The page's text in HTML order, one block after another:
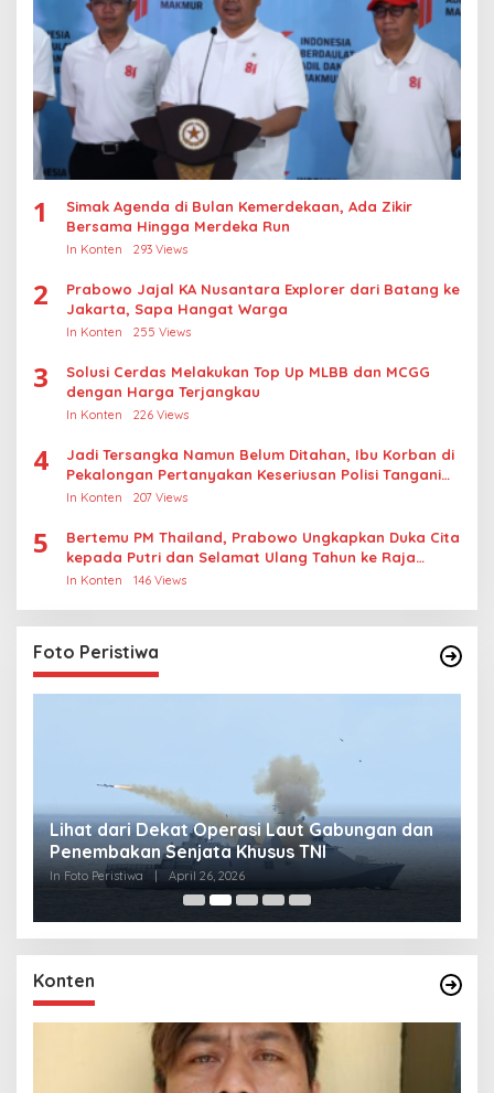
1
Simak Agenda di Bulan Kemerdekaan, Ada Zikir
Bersama Hingga Merdeka Run
In Konten 293 Views
2
Prabowo Jajal KA Nusantara Explorer dari Batang ke
Jakarta, Sapa Hangat Warga
In Konten 255 Views
3
Solusi Cerdas Melakukan Top Up MLBB dan MCGG
dengan Harga Terjangkau
In Konten 226 Views
4
Jadi Tersangka Namun Belum Ditahan, Ibu Korban di
Pekalongan Pertanyakan Keseriusan Polisi Tangani
Kasus Rudapksa Sampai Anaknya Hamil
In Konten 207 Views
5
Bertemu PM Thailand, Prabowo Ungkapkan Duka Cita
kepada Putri dan Selamat Ulang Tahun ke Raja
Thailand
In Konten 146 Views
Foto Peristiwa
Lihat dari Dekat Operasi Laut Gabungan dan
Penembakan Senjata Khusus TNI
In Foto Peristiwa April 26, 2026
Konten